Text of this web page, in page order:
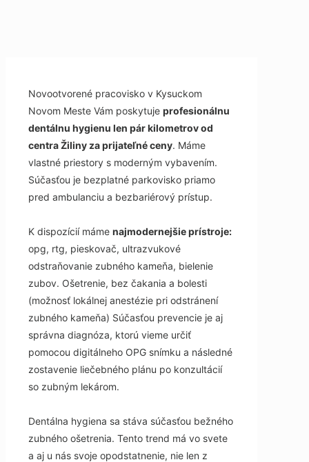
Novootvorené pracovisko v Kysuckom
Novom Meste Vám poskytuje profesionálnu
dentálnu hygienu len pár kilometrov od
centra Žiliny za prijateľné ceny. Máme
vlastné priestory s moderným vybavením.
Súčasťou je bezplatné parkovisko priamo
pred ambulanciu a bezbariérový prístup.
K dispozícií máme najmodernejšie prístroje:
opg, rtg, pieskovač, ultrazvukové
odstraňovanie zubného kameňa, bielenie
zubov. Ošetrenie, bez čakania a bolesti
(možnosť lokálnej anestézie pri odstránení
zubného kameňa) Súčasťou prevencie je aj
správna diagnóza, ktorú vieme určiť
pomocou digitálneho OPG snímku a následné
zostavenie liečebného plánu po konzultácií
so zubným lekárom.
Dentálna hygiena sa stáva súčasťou bežného
zubného ošetrenia. Tento trend má vo svete
a aj u nás svoje opodstatnenie, nie len z